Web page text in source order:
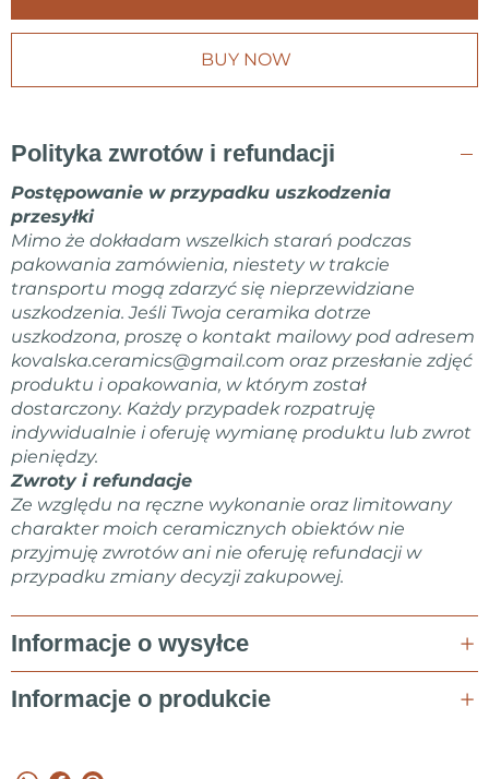
BUY NOW
Polityka zwrotów i refundacji
Postępowanie w przypadku uszkodzenia
przesyłki
Mimo że dokładam wszelkich starań podczas
pakowania zamówienia, niestety w trakcie
transportu mogą zdarzyć się nieprzewidziane
uszkodzenia. Jeśli Twoja ceramika dotrze
uszkodzona, proszę o kontakt mailowy pod adresem
kovalska.ceramics@gmail.com oraz przesłanie zdjęć
produktu i opakowania, w którym został
dostarczony. Każdy przypadek rozpatruję
indywidualnie i oferuję wymianę produktu lub zwrot
pieniędzy.
Zwroty i refundacje
Ze względu na ręczne wykonanie oraz limitowany
charakter moich ceramicznych obiektów nie
przyjmuję zwrotów ani nie oferuję refundacji w
przypadku zmiany decyzji zakupowej.
Informacje o wysyłce
Informacje o produkcie